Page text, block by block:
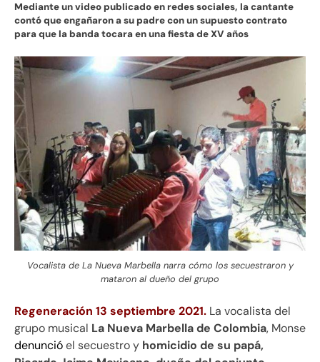
Mediante un video publicado en redes sociales, la cantante
contó que engañaron a su padre con un supuesto contrato
para que la banda tocara en una fiesta de XV años
Vocalista de La Nueva Marbella narra cómo los secuestraron y
mataron al dueño del grupo
Regeneración 13 septiembre 2021. La vocalista del
grupo musical La Nueva Marbella de Colombia, Monse
denuncióel secuestro y homicidio de su papá,